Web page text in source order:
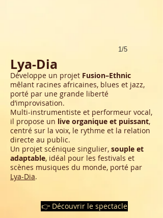
1/5
Lya-Dia
Développe un projet Fusion–Ethnic
mêlant racines africaines, blues et jazz,
porté par une grande liberté
d’improvisation.
Multi-instrumentiste et performeur vocal,
il propose un live organique et puissant,
centré sur la voix, le rythme et la relation
directe au public.
Un projet scénique singulier, souple et
adaptable, idéal pour les festivals et
scènes musiques du monde, porté par
Lya-Dia.
👉 Découvrir le spectacle